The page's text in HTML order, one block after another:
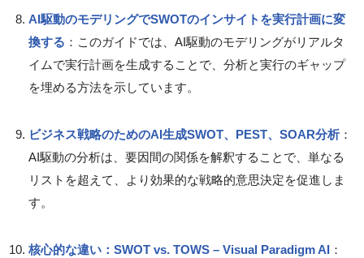
AI駆動のモデリングでSWOTのインサイトを実行計画に変
換する ：このガイドでは、AI駆動のモデリングがリアルタ
イムで実行計画を生成することで、分析と実行のギャップ
を埋める方法を示しています。
ビジネス戦略のためのAI生成SWOT、PEST、SOAR分析 ：
AI駆動の分析は、要因間の関係を解釈することで、単なる
リストを超えて、より効果的な戦略的意思決定を促進しま
す。
核心的な違い：SWOT vs. TOWS – Visual Paradigm AI ：